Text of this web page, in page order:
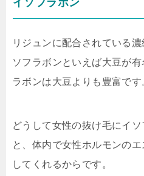
イソフラボン
リジュンに配合されている
ソフラボンといえば大豆が
ラボンは大豆よりも豊富です
どうして女性の抜け毛にイ
と、体内で女性ホルモンの
してくれるからです。